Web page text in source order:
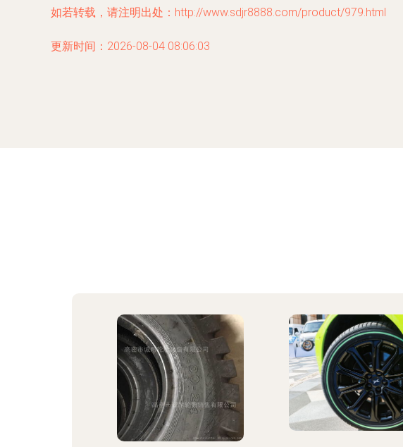
如若转载，请注明出处：http://www.sdjr8888.com/product/979.html
更新时间：2026-08-04 08:06:03